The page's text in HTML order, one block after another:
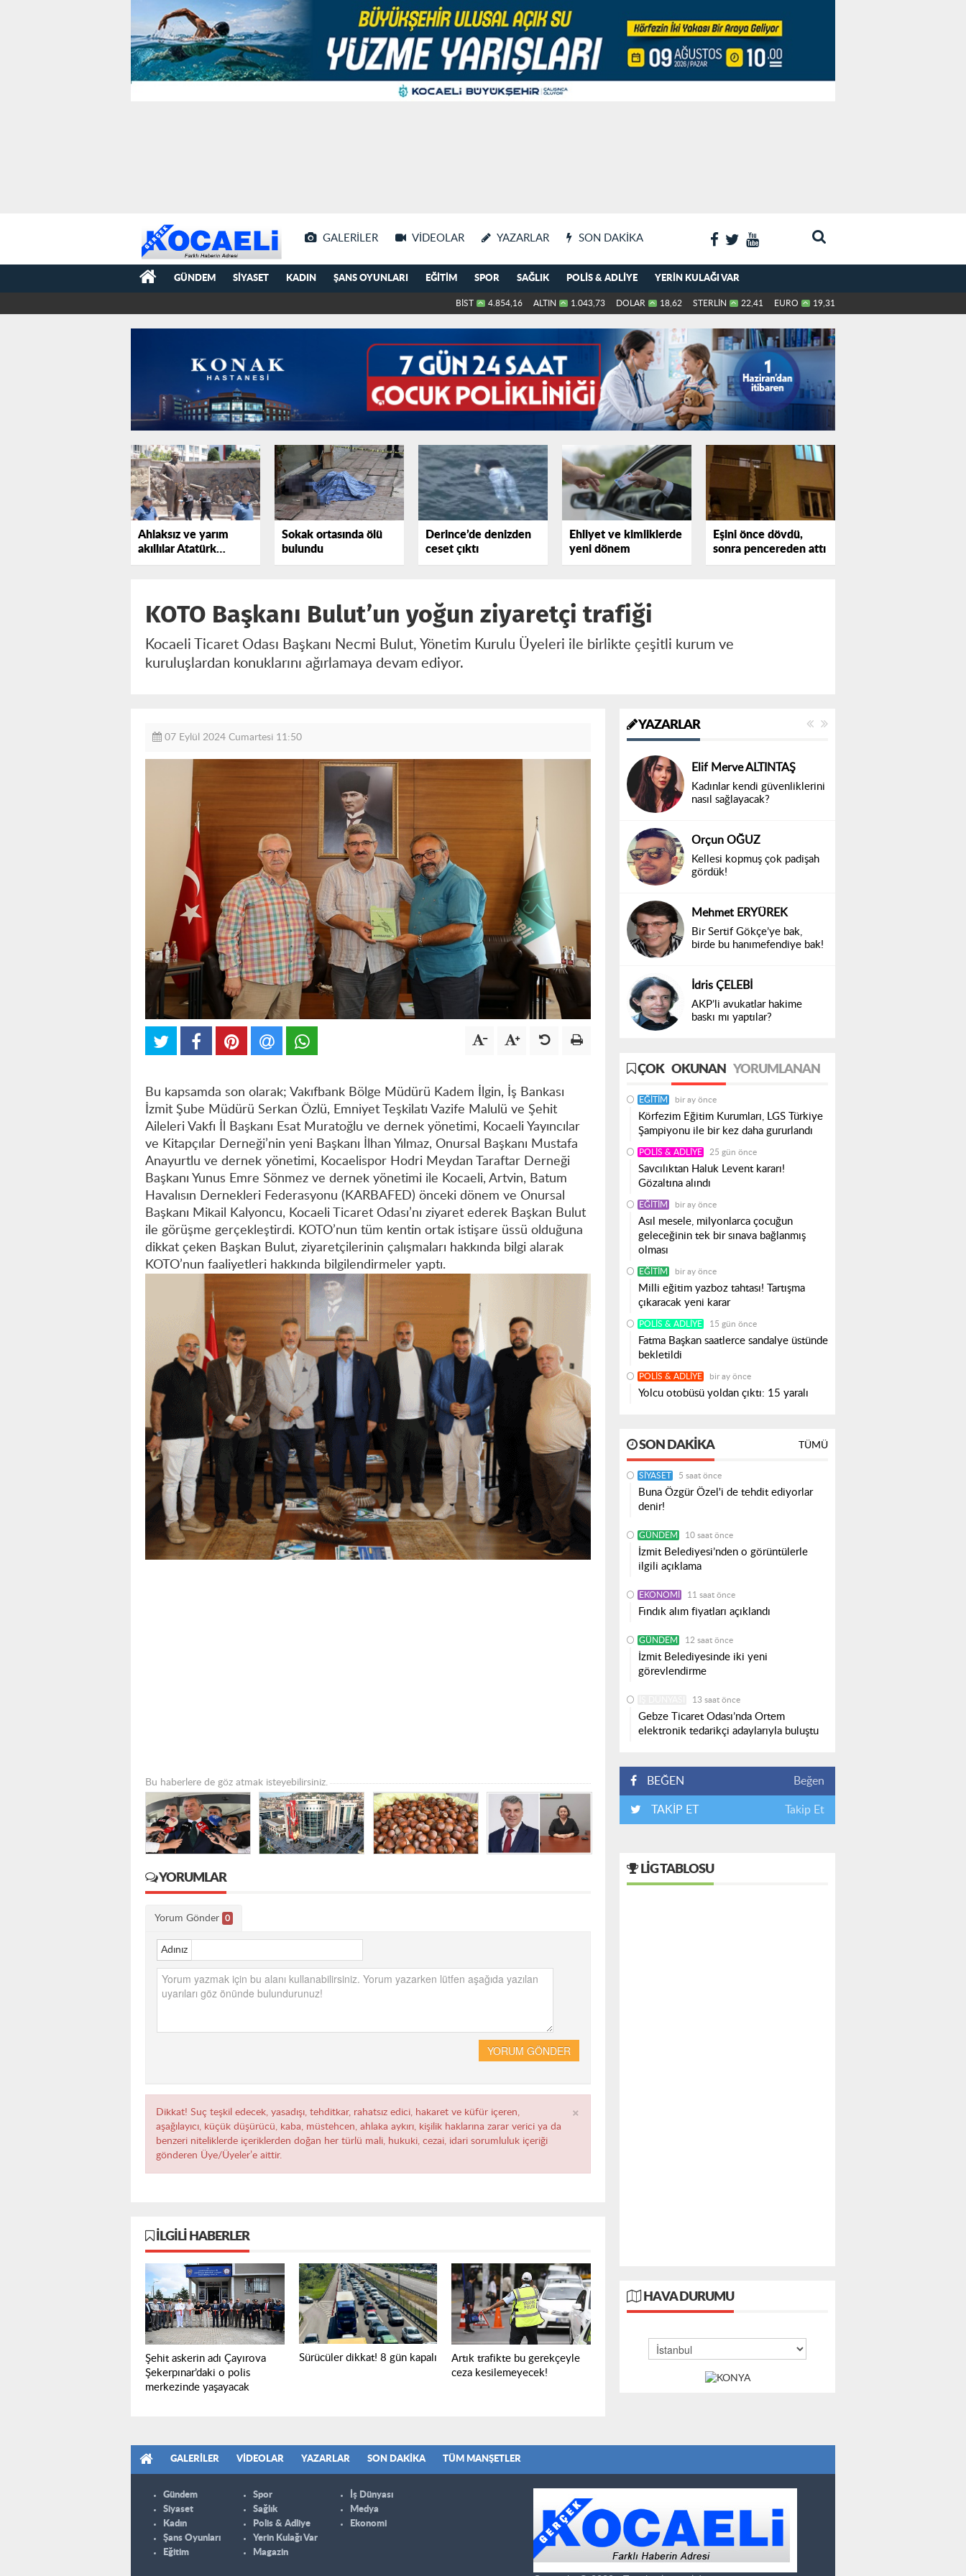
GALERILER VIDEOLAR YAZARLAR SON DAKIKA
GÜNDEM SIYASET KADIN ŞANS OYUNLARI EĞITIM SPOR SAĞLIK POLIS & ADLIYE YERIN KULAĞI VAR
BİST 4.854,16 ALTIN 1.043,73 DOLAR 18,62 STERLİN 22,41 EURO 19,31
Ahlaksız ve yarım
akıllılar Atatürk
anıtına saldırdı
Sokak ortasında ölü
bulundu
Derince’de denizden
ceset çıktı
Ehliyet ve kimliklerde
yeni dönem
Eşini önce dövdü,
sonra pencereden attı
KOTO Başkanı Bulut’un yoğun ziyaretçi trafiği
Kocaeli Ticaret Odası Başkanı Necmi Bulut, Yönetim Kurulu Üyeleri ile birlikte çeşitli kurum ve
kuruluşlardan konuklarını ağırlamaya devam ediyor.
07 Eylül 2024 Cumartesi 11:50
Bu kapsamda son olarak; Vakıfbank Bölge Müdürü Kadem İlgin, İş Bankası
İzmit Şube Müdürü Serkan Özlü, Emniyet Teşkilatı Vazife Malulü ve Şehit
Aileleri Vakfı İl Başkanı Esat Muratoğlu ve dernek yönetimi, Kocaeli Yayıncılar
ve Kitapçılar Derneği’nin yeni Başkanı İlhan Yılmaz, Onursal Başkanı Mustafa
Anayurtlu ve dernek yönetimi, Kocaelispor Hodri Meydan Taraftar Derneği
Başkanı Yunus Emre Sönmez ve dernek yönetimi ile Kocaeli, Artvin, Batum
Havalısın Dernekleri Federasyonu (KARBAFED) önceki dönem ve Onursal
Başkanı Mikail Kalyoncu, Kocaeli Ticaret Odası’nı ziyaret ederek Başkan Bulut
ile görüşme gerçekleştirdi. KOTO’nun tüm kentin ortak istişare üssü olduğuna
dikkat çeken Başkan Bulut, ziyaretçilerinin çalışmaları hakkında bilgi alarak
KOTO’nun faaliyetleri hakkında bilgilendirmeler yaptı.
Bu haberlere de göz atmak isteyebilirsiniz.
YORUMLAR
Yorum Gönder 0
Adınız
YORUM GÖNDER
×
Dikkat! Suç teşkil edecek, yasadışı, tehditkar, rahatsız edici, hakaret ve küfür içeren,
aşağılayıcı, küçük düşürücü, kaba, müstehcen, ahlaka aykırı, kişilik haklarına zarar verici ya da
benzeri niteliklerde içeriklerden doğan her türlü mali, hukuki, cezai, idari sorumluluk içeriği
gönderen Üye/Üyeler’e aittir.
İLGILI HABERLER
Şehit askerin adı Çayırova
Şekerpınar’daki o polis
merkezinde yaşayacak
Sürücüler dikkat! 8 gün kapalı
Artık trafikte bu gerekçeyle
ceza kesilemeyecek!
YAZARLAR
Elif Merve ALTINTAŞ
Kadınlar kendi güvenliklerini
nasıl sağlayacak?
Orçun OĞUZ
Kellesi kopmuş çok padişah
gördük!
Mehmet ERYÜREK
Bir Sertif Gökçe’ye bak,
birde bu hanımefendiye bak!
İdris ÇELEBİ
AKP’li avukatlar hakime
baskı mı yaptılar?
ÇOK OKUNAN YORUMLANAN
EĞITIM bir ay önce
Körfezim Eğitim Kurumları, LGS Türkiye
Şampiyonu ile bir kez daha gururlandı
POLIS & ADLIYE 25 gün önce
Savcılıktan Haluk Levent kararı!
Gözaltına alındı
EĞITIM bir ay önce
Asıl mesele, milyonlarca çocuğun
geleceğinin tek bir sınava bağlanmış
olması
EĞITIM bir ay önce
Milli eğitim yazboz tahtası! Tartışma
çıkaracak yeni karar
POLIS & ADLIYE 15 gün önce
Fatma Başkan saatlerce sandalye üstünde
bekletildi
POLIS & ADLIYE bir ay önce
Yolcu otobüsü yoldan çıktı: 15 yaralı
SON DAKIKA TÜMÜ
SIYASET 5 saat önce
Buna Özgür Özel'i de tehdit ediyorlar
denir!
GÜNDEM 10 saat önce
İzmit Belediyesi’nden o görüntülerle
ilgili açıklama
EKONOMI 11 saat önce
Fındık alım fiyatları açıklandı
GÜNDEM 12 saat önce
İzmit Belediyesinde iki yeni
görevlendirme
13 saat önce
Gebze Ticaret Odası’nda Ortem
elektronik tedarikçi adaylarıyla buluştu
BEĞEN Beğen
TAKİP ET Takip Et
LIG TABLOSU
HAVA DURUMU
GALERILER VIDEOLAR YAZARLAR SON DAKIKA TÜM MANŞETLER
Gündem
Siyaset
Kadın
Şans Oyunları
Eğitim
Spor
Sağlık
Polis & Adliye
Yerin Kulağı Var
Magazin
İş Dünyası
Medya
Ekonomi